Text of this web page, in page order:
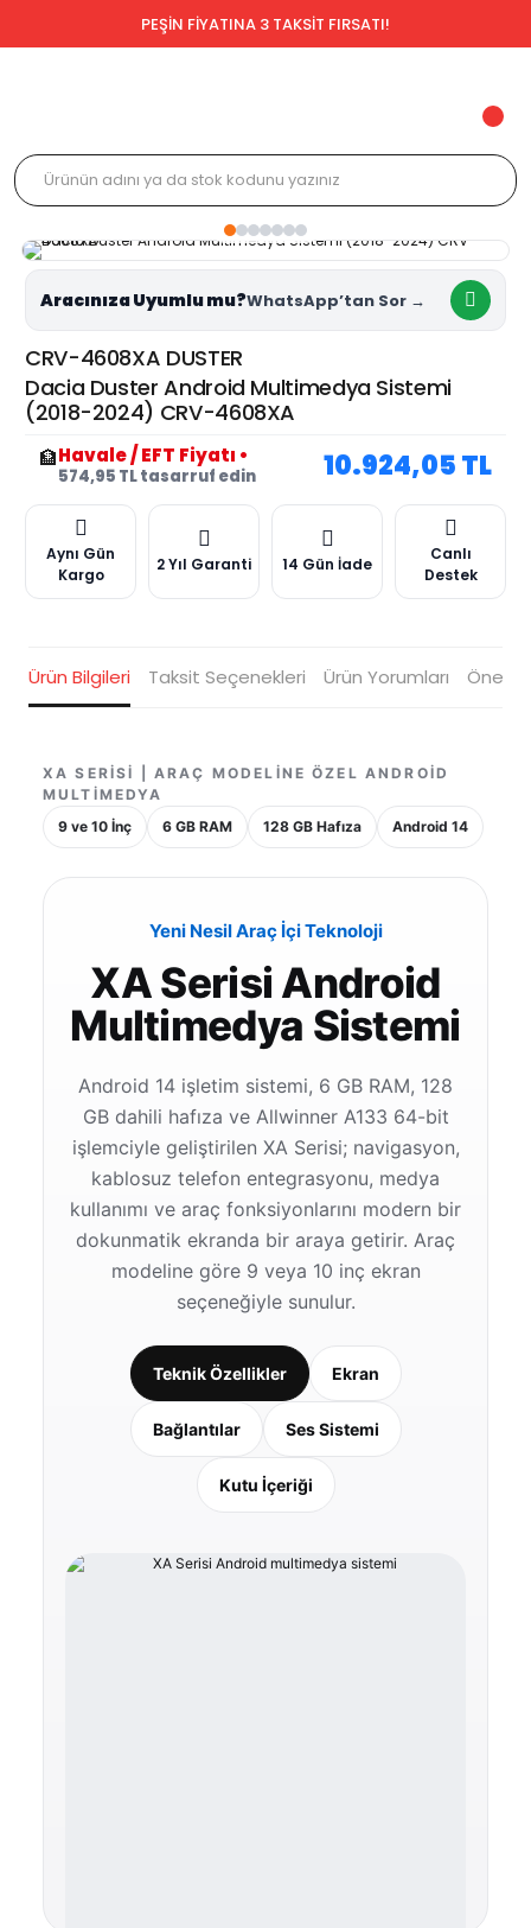
PEŞİN FİYATINA 3 TAKSİT FIRSATI!
Aracınıza Uyumlu mu?
CRV-4608XA DUSTER
Dacia Duster Android Multimedya Sistemi
(2018-2024) CRV-4608XA
🏦Havale / EFT Fiyatı •
574,95 TL tasarruf edin 10.924,05 TL
Aynı Gün
Kargo
2 Yıl Garanti 14 Gün İade
Canlı
Destek
Ürün Bilgileri Taksit Seçenekleri Ürün Yorumları
XA SERISI | ARAÇ MODELINE ÖZEL ANDROID
MULTIMEDYA
9 ve 10 İnç
6 GB RAM 128 GB Hafıza Android 14
Yeni Nesil Araç İçi Teknoloji
XA Serisi Android
Multimedya Sistemi
Android 14 işletim sistemi, 6 GB RAM, 128
GB dahili hafıza ve Allwinner A133 64-bit
işlemciyle geliştirilen XA Serisi; navigasyon,
kablosuz telefon entegrasyonu, medya
kullanımı ve araç fonksiyonlarını modern bir
dokunmatik ekranda bir araya getirir. Araç
modeline göre 9 veya 10 inç ekran
seçeneğiyle sunulur.
Teknik Özellikler Ekran
Bağlantılar Ses Sistemi
Kutu İçeriği